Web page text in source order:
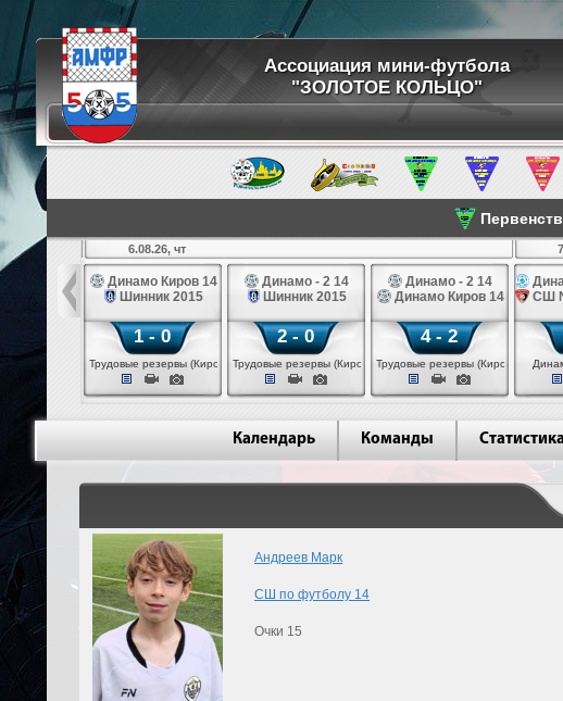
Ассоциация мини-футбола
"ЗОЛОТОЕ КОЛЬЦО"
белые 14
6.08.26, чт
Динамо Киров 14
Шинник 2015
1 - 0
Трудовые резервы (Киров)
Динамо - 2 14
Шинник 2015
2 - 0
Трудовые резервы (Киров)
Динамо - 2 14
Динамо Киров 14
4 - 2
Трудовые резервы (Киров)
СШ
Календарь Команды
Андреев Марк
СШ по футболу 14
Очки 15